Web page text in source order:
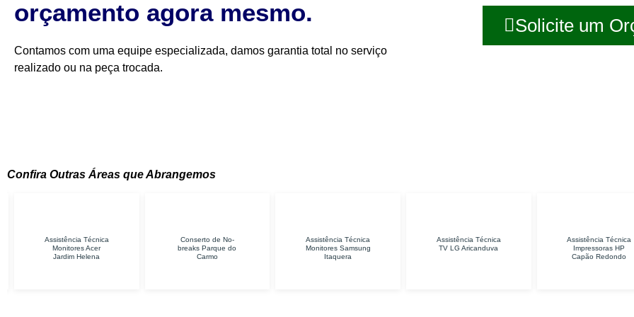
orçamento agora mesmo.
Contamos com uma equipe especializada, damos garantia total no serviço
realizado ou na peça trocada.
Solicite um
Confira Outras Áreas que Abrangemos
Assistência Técnica
Monitores Acer
Jardim Helena
Conserto de No-
breaks Parque do
Assistência Técnica
Monitores Samsung
Assistência Técnica
TV LG Aricanduva
Assistência Técnica
Impressoras HP
Capão Redondo